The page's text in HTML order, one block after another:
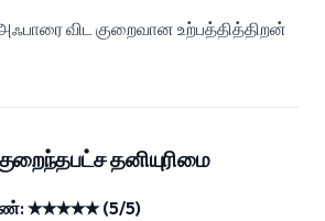
அஃபாரை விட குறைவான உற்பத்தித்திறன்
தனியுரிமை
★★★★★ (5/5)